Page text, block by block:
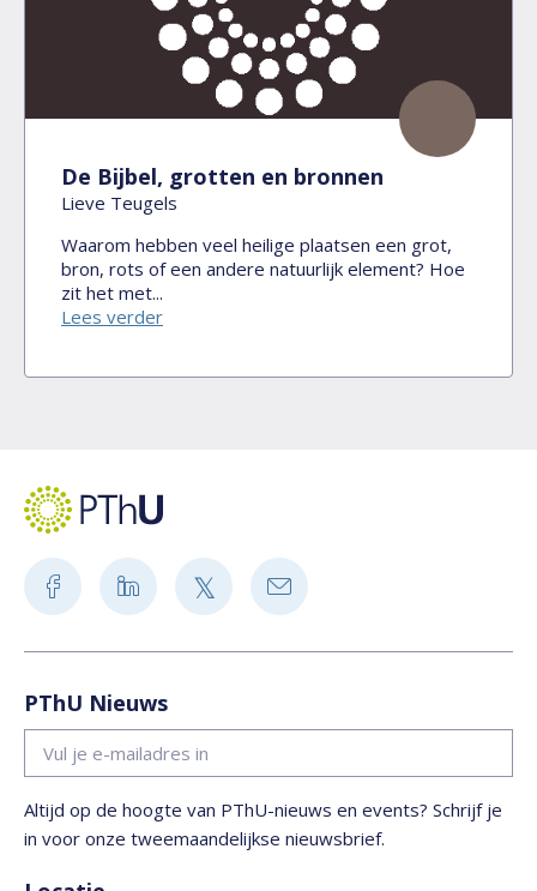
De Bijbel, grotten en bronnen
Lieve Teugels
Waarom hebben veel heilige plaatsen een grot,
bron, rots of een andere natuurlijk element? Hoe
zit het met...
Lees verder
PThU Nieuws
Altijd op de hoogte van PThU-nieuws en events? Schrijf je
in voor onze tweemaandelijkse nieuwsbrief.